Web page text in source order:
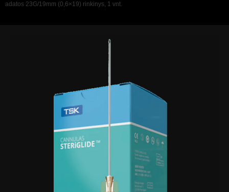
adatos 23G/19mm (0,6×19) rinkinys, 1 vnt.